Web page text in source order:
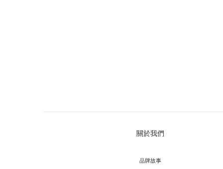
關於我們
品牌故事